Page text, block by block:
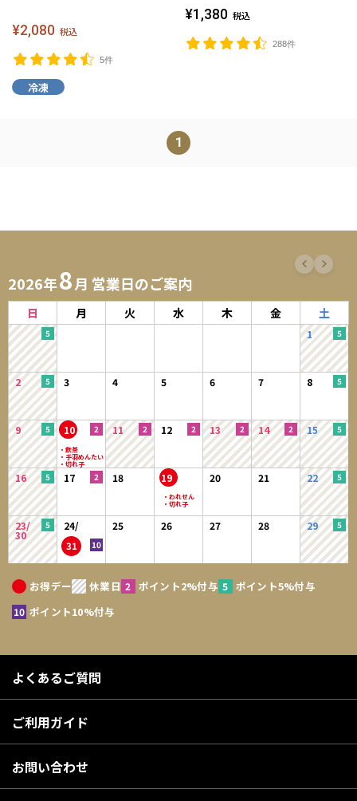
5件
¥2,080 税込
冷凍
288件
¥1,380 税込
1
2026年8月 営業日のご案内
日 月 火 水 木 金 土
1
2 3 4 5 6 7 8
9 10 11 12 13 14 15
16 17 18 19 20 21 22
23/
30
24/
31
25 26 27 28 29
お得デー 休業日 ポイント2%付与
ポイント5%付与
ポイント10%付与
よくあるご質問
ご利用ガイド
お問い合わせ